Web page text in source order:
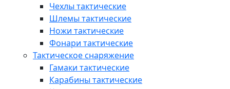
Чехлы тактические
Шлемы тактические
Ножи тактические
Фонари тактические
Тактическое снаряжение
Гамаки тактические
Карабины тактические